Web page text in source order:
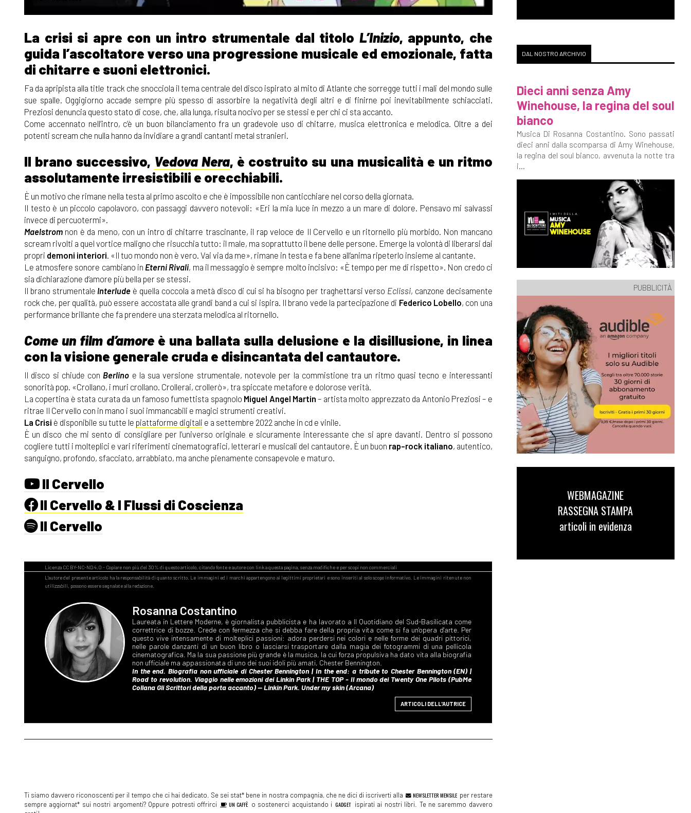
La crisi si apre con un intro strumentale dal titolo L’Inizio, appunto, che
guida l’ascoltatore verso una progressione musicale ed emozionale, fatta
di chitarre e suoni elettronici.
Fa da apripista alla title track che snocciola il tema centrale del disco ispirato al mito di Atlante che sorregge tutti i mali del mondo sulle
sue spalle. Oggigiorno accade sempre più spesso di assorbire la negatività degli altri e di finirne poi inevitabilmente schiacciati.
Preziosi denuncia questo stato di cose, che, alla lunga, risulta nocivo per se stessi e per chi ci sta accanto.
Come accennato nell’intro, c’è un buon bilanciamento fra un gradevole uso di chitarre, musica elettronica e melodica. Oltre a dei
potenti scream che nulla hanno da invidiare a grandi cantanti metal stranieri.
Il brano successivo, Vedova Nera, è costruito su una musicalità e un ritmo
assolutamente irresistibili e orecchiabili.
È un motivo che rimane nella testa al primo ascolto e che è impossibile non canticchiare nel corso della giornata.
Il testo è un piccolo capolavoro, con passaggi davvero notevoli: «Eri la mia luce in mezzo a un mare di dolore. Pensavo mi salvassi
invece di percuotermi».
Maelstrom non è da meno, con un intro di chitarre trascinante, il rap veloce de Il Cervello e un ritornello più morbido. Non mancano
scream rivolti a quel vortice maligno che risucchia tutto: il male, ma soprattutto il bene delle persone. Emerge la volontà di liberarsi dai
propri demoni interiori. «Il tuo mondo non è vero. Vai via da me», rimane in testa e fa bene all’anima ripeterlo insieme al cantante.
Le atmosfere sonore cambiano in Eterni Rivali, ma il messaggio è sempre molto incisivo: «È tempo per me di rispetto». Non credo ci
sia dichiarazione d’amore più bella per se stessi.
Il brano strumentale Interlude è quella coccola a metà disco di cui si ha bisogno per traghettarsi verso Eclissi, canzone decisamente
rock che, per qualità, può essere accostata alle grandi band a cui si ispira. Il brano vede la partecipazione di Federico Lobello, con una
performance brillante che fa prendere una sterzata melodica al ritornello.
Come un film d’amoreè una ballata sulla delusione e la disillusione, in linea
con la visione generale cruda e disincantata del cantautore.
Il disco si chiude con Berlino e la sua versione strumentale, notevole per la commistione tra un ritmo quasi tecno e interessanti
sonorità pop. «Crollano, i muri crollano. Crollerai, crollerò», tra spiccate metafore e dolorose verità.
La copertina è stata curata da un famoso fumettista spagnolo Miguel Angel Martin – artista molto apprezzato da Antonio Preziosi – e
ritrae Il Cervello con in mano i suoi immancabili e magici strumenti creativi.
La Crisi è disponibile su tutte le piattaforme digitali e a settembre 2022 anche in cd e vinile.
È un disco che mi sento di consigliare per l’universo originale e sicuramente interessante che si apre davanti. Dentro si possono
cogliere tutti i molteplici e vari riferimenti cinematografici, letterari e musicali del cantautore. È un buon rap-rock italiano, autentico,
sanguigno, profondo, sfacciato, arrabbiato, ma anche pienamente consapevole e maturo.
Il Cervello
Il Cervello & I Flussi di Coscienza
Il Cervello
Rosanna Costantino
ARTICOLI DELL'AUTRICE
Ti siamo davvero riconoscenti per il tempo che ci hai dedicato. Se sei stat* bene in nostra compagnia, che ne dici di iscriverti alla NEWSLETTER MENSILE per restare
sempre aggiornat* sui nostri argomenti? Oppure potresti offrirci
UN CAFFÈ o sostenerci acquistando i GADGET ispirati ai nostri libri. Te ne saremmo davvero
DAL NOSTRO ARCHIVIO
Dieci anni senza Amy
Winehouse, la regina del soul
bianco
Musica Di Rosanna Costantino. Sono passati
dieci anni dalla scomparsa di Amy Winehouse,
la regina del soul bianco, avvenuta la notte tra
i...
PUBBLICITÀ
WEBMAGAZINE
RASSEGNA STAMPA
articoli in evidenza